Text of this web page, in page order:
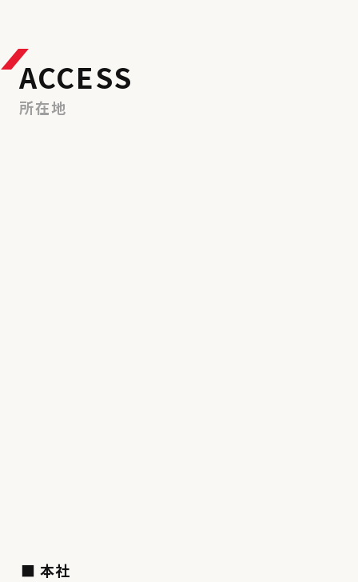
ACCESS
所在地
■ 本社